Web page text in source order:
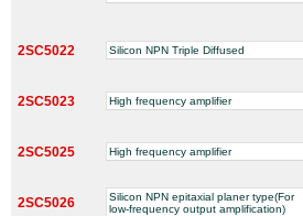
2SC5022 Silicon NPN Triple Diffused
2SC5023 High frequency amplifier
2SC5025 High frequency amplifier
2SC5026
Silicon NPN epitaxial planer type(For
low-frequency output amplification)